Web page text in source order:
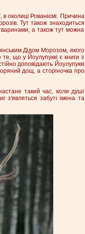
в околиці Рованіємі. Причина
Тут також знаходиться
а також тут можна
Дідом Морозом, якого
що у Йоулупуккі є книги з
доповідають Йоулупуккі
дощ, а сторіночка про
такий час, коли душі
з'являться забуті імена та